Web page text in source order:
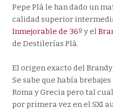
Pepe Plà le han dado un
calidad superior
Inmejorable de 36º y el
de Destilerías Plà.
El origen exacto del
Se sabe que había
Roma y Grecia pero tal
por primera vez en el SXI